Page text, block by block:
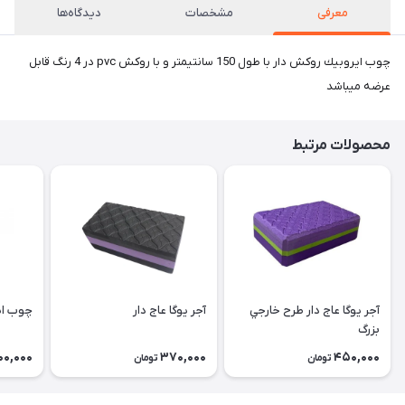
معرفی مشخصات دیدگاه‌ها
چوب ايروبيك روكش دار با طول 150 سانتيمتر و با روكش pvc در 4 رنگ قابل
عرضه ميباشد
محصولات مرتبط
آجر يوگا عاج دار طرح خارجي
بزرگ
450,000 تومان
آجر يوگا عاج دار
370,000 تومان
چوب